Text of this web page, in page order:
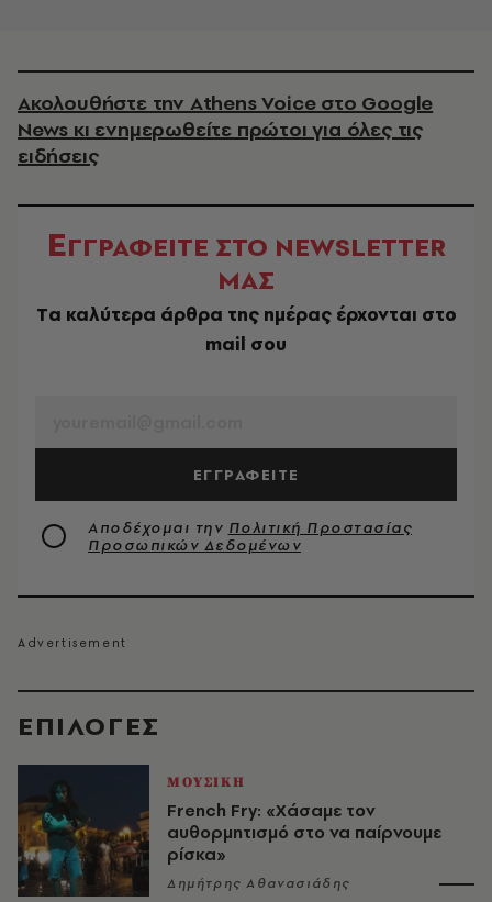
EΠΙΛΟΓΈΣ
ΜΟΥΣΙΚΗ
French Fry: «Χάσαμε τον
αυθορμητισμό στο να παίρνουμε
ρίσκα»
Δημήτρης Αθανασιάδης
Ακολουθήστε την Athens Voice στο Google
News κι ενημερωθείτε πρώτοι για όλες τις
ειδήσεις
ΕΓΓΡΑΦΕΙΤΕ ΣΤΟ NEWSLETTER
ΜΑΣ
Tα καλύτερα άρθρα της ημέρας έρχονται στο
mail σου
ΕΓΓΡΑΦΕΙΤΕ
Αποδέχομαι την Πολιτική Προστασίας
Προσωπικών Δεδομένων